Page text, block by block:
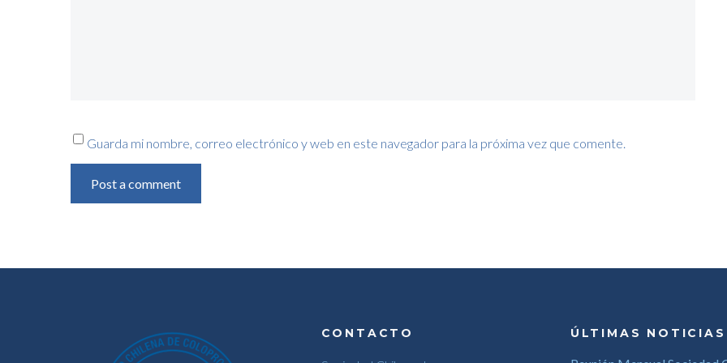
Guarda mi nombre, correo electrónico y web en este navegador para la próxima vez que comente.
Post a comment
CONTACTO ÚLTIMAS NOTICIAS